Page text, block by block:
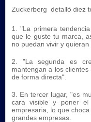
Zuckerberg detalló diez
1. "La primera
que le guste tu marca,
no puedan vivir y
2. "La segunda es
mantengan a los
de forma directa".
3. En tercer lugar, "es
cara visible y poner
empresaria, lo que
grandes empresas.